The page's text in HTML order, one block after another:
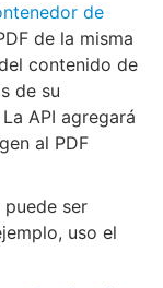
de
de la misma
contenido de
de su
API agregará
al PDF
ser
uso el